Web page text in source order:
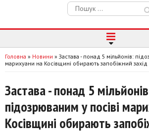
Пошук:
Головна » Новини » Застава - понад 5 мільйонів:
марихуани на Косівщині обирають запобіжний захід
Застава - понад 5
підозрюваним у посіві
Косівщині обирають